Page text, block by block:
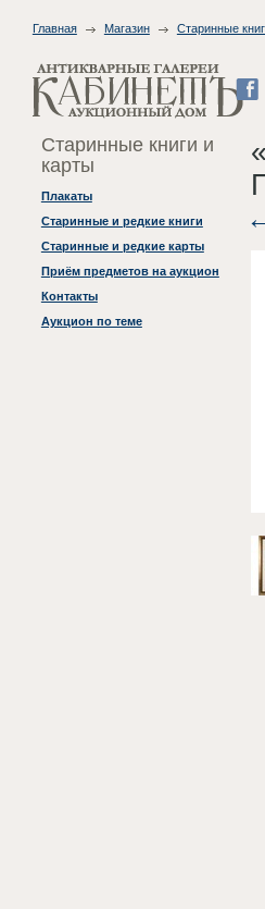
Главная Магазин Старинные
Старинные книги и
карты
Плакаты
Старинные и редкие книги
Старинные и редкие карты
Приём предметов на аукцион
Контакты
Аукцион по теме